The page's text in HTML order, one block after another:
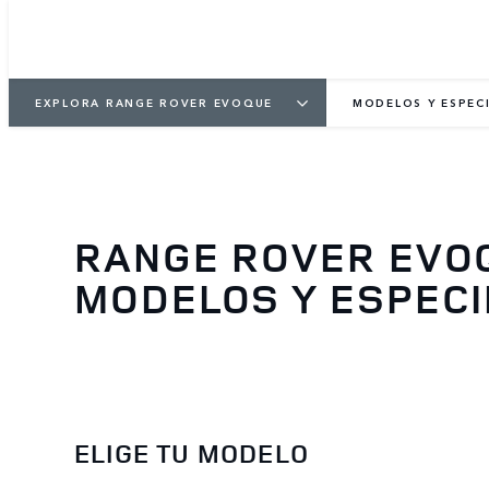
EXPLORA RANGE ROVER EVOQUE MODELOS Y
RANGE ROVER
MODELOS Y
ELIGE TU MODELO